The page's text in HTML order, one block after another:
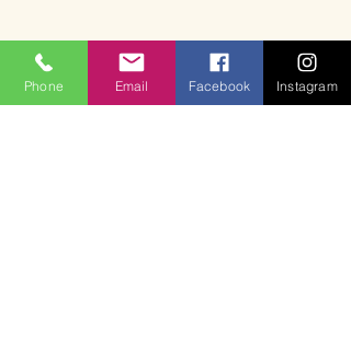
Phone Email Facebook Instagram